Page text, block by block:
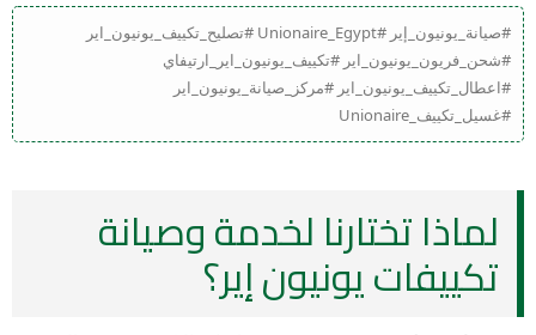
#صيانة_يونيون_إير #Unionaire_Egypt #تصليح_تكييف_يونيون_اير
#شحن_فريون_يونيون_اير #تكييف_يونيون_اير_ارتيفاي
#اعطال_تكييف_يونيون_اير #مركز_صيانة_يونيون_اير
#غسيل_تكييف_Unionaire
لماذا تختارنا لخدمة وصيانة
تكييفات يونيون إير؟